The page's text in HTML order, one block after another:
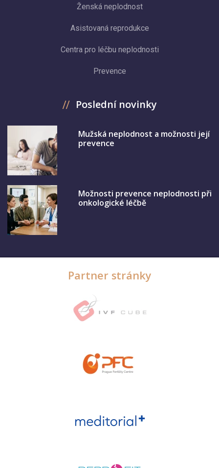
Ženská neplodnost
Asistovaná reprodukce
Centra pro léčbu neplodnosti
Prevence
Poslední novinky
Mužská neplodnost a možnosti její
prevence
Možnosti prevence neplodnosti při
onkologické léčbě
Partner stránky